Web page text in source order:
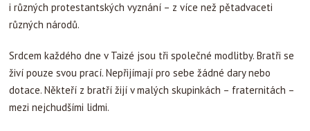
i různých protestantských vyznání – z více než pětadvaceti
různých národů.
Srdcem každého dne v Taizé jsou tři společné modlitby. Bratři se
živí pouze svou prací. Nepřijímají pro sebe žádné dary nebo
dotace. Někteří z bratří žijí v malých skupinkách – fraternitách –
mezi nejchudšími lidmi.